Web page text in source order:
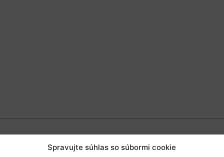
Spravujte súhlas so súbormi cookie
sa bude konaťonline v dňoch 22.03. –